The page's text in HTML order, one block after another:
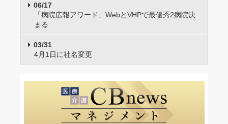
06/17
「病院広報アワード」WebとVHPで最優秀2病院決
まる
03/31
4月1日に社名変更